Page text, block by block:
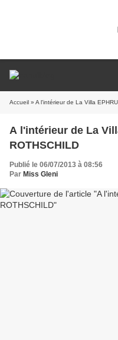
Accueil » A l'intérieur de La Villa
A l'intérieur de La
ROTHSCHILD
Publié le 06/07/2013 à 08:56
Par Miss Gleni